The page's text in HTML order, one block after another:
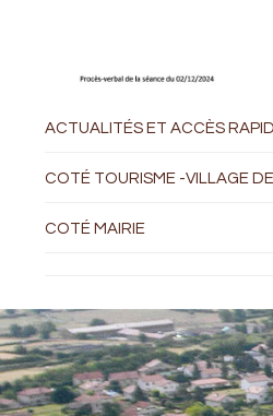
ACTUALITÉS ET ACCÈS
COTÉ TOURISME -VILLAGE
COTÉ MAIRIE